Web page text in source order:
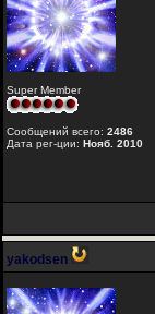
Super Member
Сообщений всего: 2486
Дата рег-ции: Нояб. 2010
yakodsen